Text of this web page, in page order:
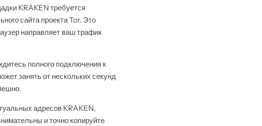
KRAKEN требуется
сайта проекта Tor. Это
направляет ваш трафик
полного подключения к
занять от нескольких секунд
адресов KRAKEN,
и точно копируйте